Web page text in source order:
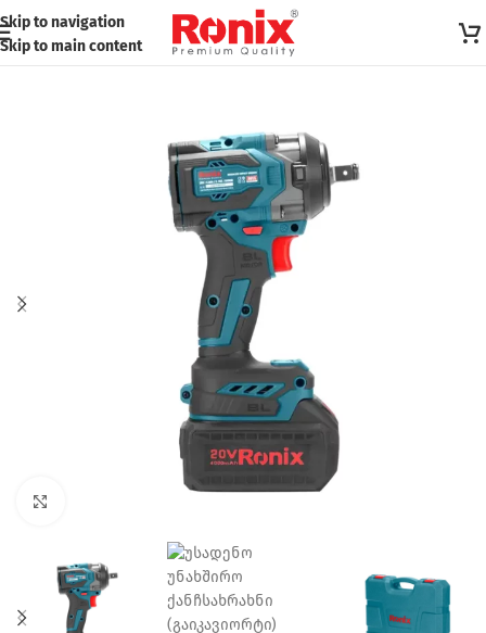
Skip to navigation
Skip to main content